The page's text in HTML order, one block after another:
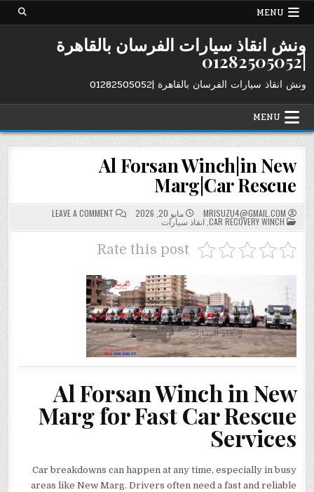
Skip
MENU
ونش انقاذ سيارات الفرسان بالقاهرة
|01282505052
ونش انقاذ سيارات الفرسان بالقاهرة |01282505052
MENU
Al Forsan Winch|in New
Marg|Car Rescue
MRISUZU4@GMAIL.COM مايو 20, 2026 LEAVE A COMMENT
ON
AL
FORSAN
POSTED
IN
CAR RECOVERY WINCH
,انقاذ سيارات
Rate this post
Al Forsan Winch in New
Marg for Fast Car Rescue
Services
Car breakdowns can happen at any time, especially in busy
areas like New Marg. Drivers often need a fast and reliable